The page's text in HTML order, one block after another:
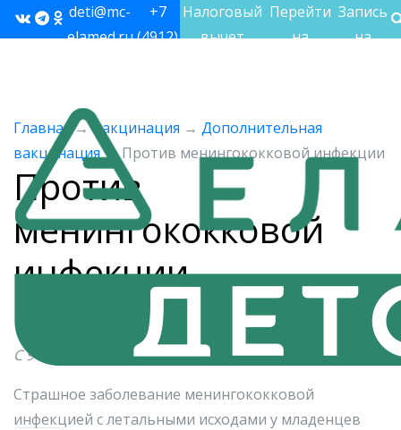
deti@mc-
elamed.ru
+7
(4912)
Налоговый
вычет
Перейти
на
Запись
на
Главная →Вакцинация → Дополнительная
вакцинация→Против менингококковой инфекции
Против
менингококковой
инфекции
Менактра
С 9 мес — 2 раза
Страшное заболевание менингококковой
инфекцией с летальными исходами у младенцев